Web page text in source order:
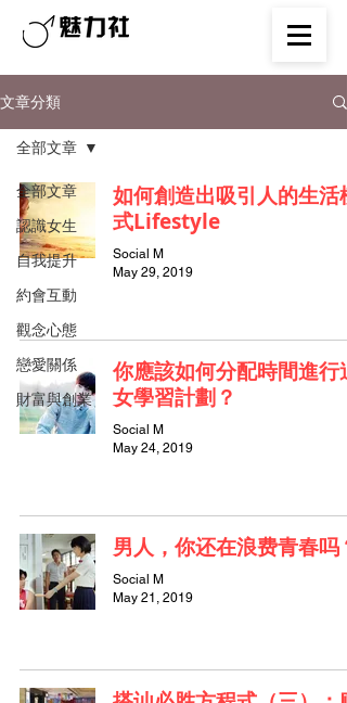
文章分類
全部文章
認識女生
自我提升
約會互動
觀念心態
戀愛關係
財富與創業
全部文章
如何創造出吸引人的生活模
式Lifestyle
Social M
May 29, 2019
你應該如何分配時間進行追
女學習計劃？
Social M
May 24, 2019
男人，你还在浪费青春吗？
Social M
May 21, 2019